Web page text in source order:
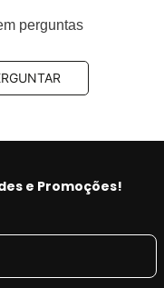
perguntas
e Promoções!